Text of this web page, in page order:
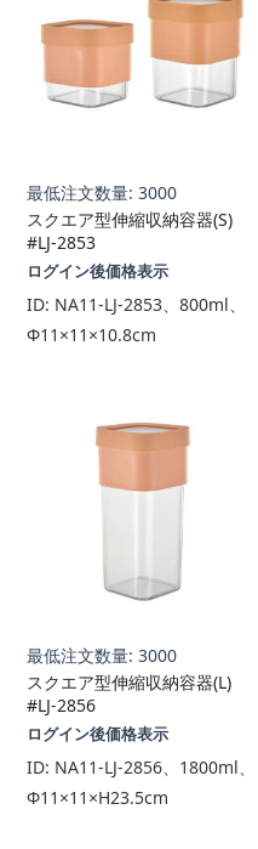
最低注文数量: 3000
スクエア型伸縮収納容器(S)
#LJ-2853
ログイン後価格表示
ID: NA11-LJ-2853、800ml、
Φ11×11×10.8cm
最低注文数量: 3000
スクエア型伸縮収納容器(L)
#LJ-2856
ログイン後価格表示
ID: NA11-LJ-2856、1800ml、
Φ11×11×H23.5cm